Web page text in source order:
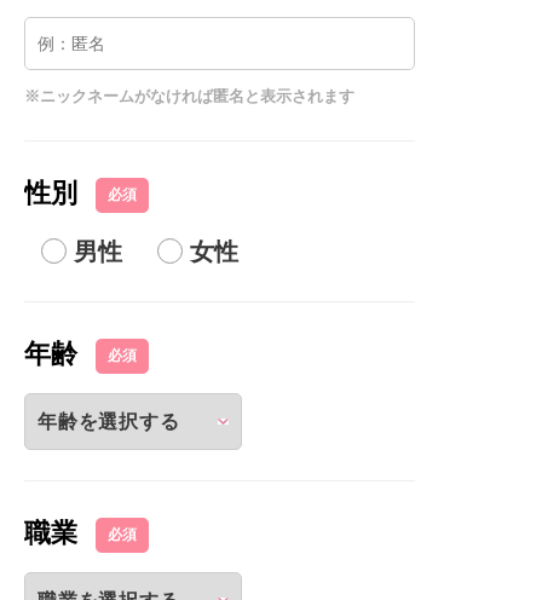
※ニックネームがなければ匿名と表示されます
性別 必須
男性 女性
年齢 必須
職業 必須